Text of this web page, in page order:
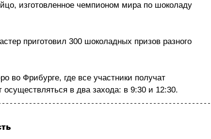
изготовленное чемпионом мира по шоколаду
приготовил 300 шоколадных призов разного
во Фрибурге, где все участники получат
в два захода: в 9:30 и 12:30.